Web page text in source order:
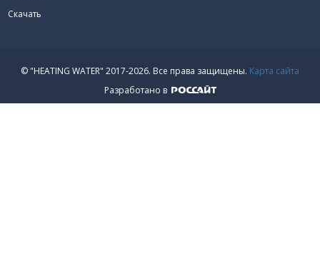
Скачать
© "HEATING WATER" 2017-2026. Все права защищены. Карта сайта
Разработано в